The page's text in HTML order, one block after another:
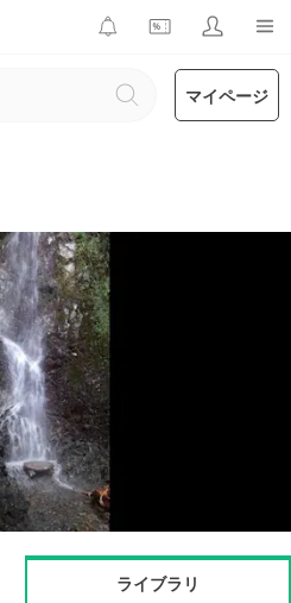
マイページ
ライブラリ